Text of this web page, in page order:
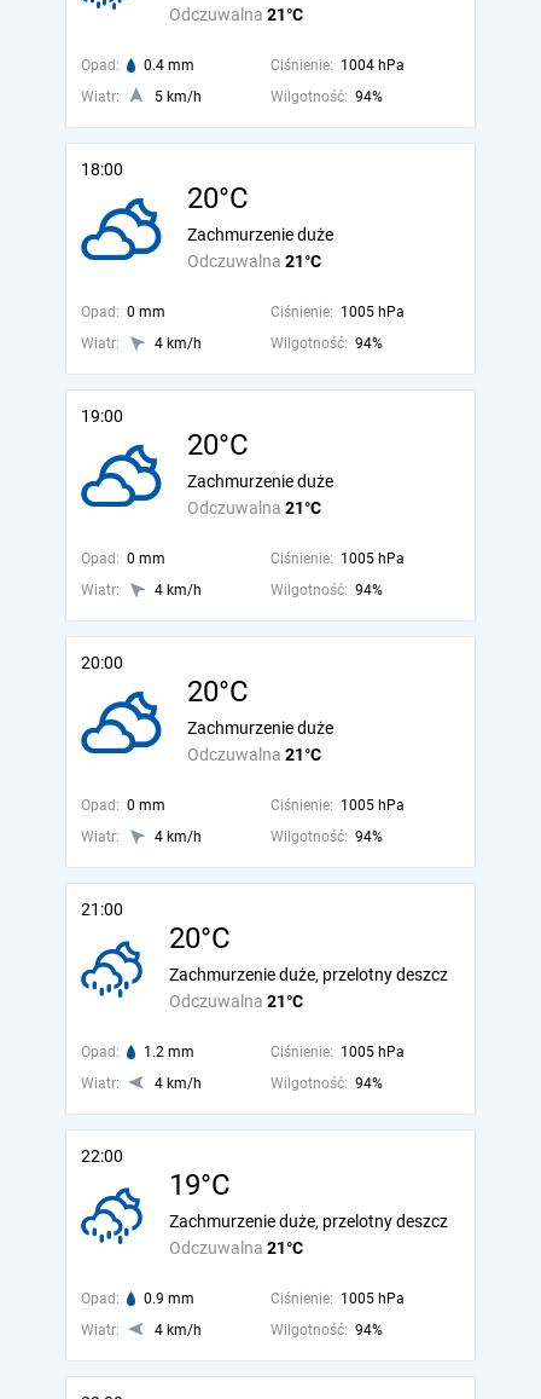
Odczuwalna 21°C
Opad: 0.4 mm Ciśnienie: 1004 hPa
Wiatr:
5 km/h Wilgotność: 94%
18:00
20°C
Odczuwalna 21°C
Zachmurzenie duże
Opad: 0 mm Ciśnienie: 1005 hPa
Wiatr:
4 km/h Wilgotność: 94%
19:00
20°C
Odczuwalna 21°C
Zachmurzenie duże
Opad: 0 mm Ciśnienie: 1005 hPa
Wiatr:
4 km/h Wilgotność: 94%
20:00
20°C
Odczuwalna 21°C
Zachmurzenie duże
Opad: 0 mm Ciśnienie: 1005 hPa
Wiatr:
4 km/h Wilgotność: 94%
21:00
20°C
Odczuwalna 21°C
Zachmurzenie duże, przelotny deszcz
Opad: 1.2 mm Ciśnienie: 1005 hPa
Wiatr:
4 km/h Wilgotność: 94%
22:00
19°C
Odczuwalna 21°C
Zachmurzenie duże, przelotny deszcz
Opad: 0.9 mm Ciśnienie: 1005 hPa
Wiatr:
4 km/h Wilgotność: 94%